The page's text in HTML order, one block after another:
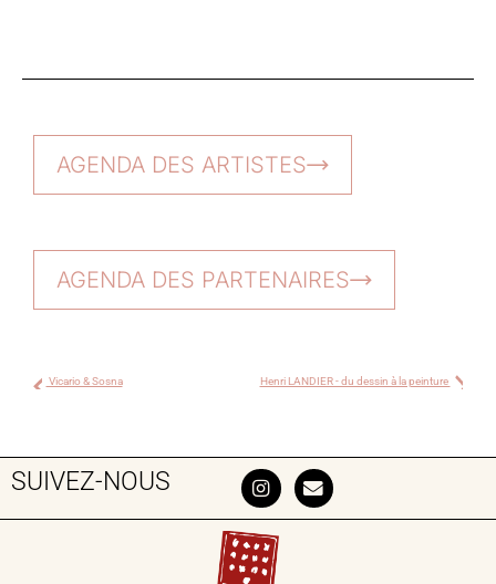
AGENDA DES ARTISTES
AGENDA DES PARTENAIRES
Vicario & Sosna Henri LANDIER - du dessin à la peinture
SUIVEZ-NOUS